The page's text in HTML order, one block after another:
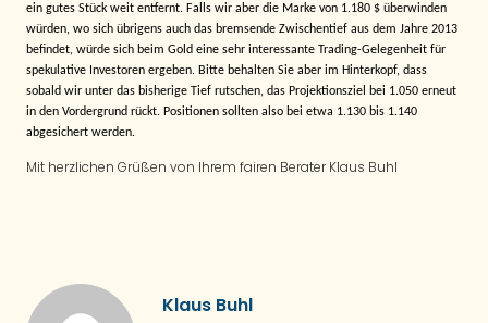
ein gutes Stück weit entfernt. Falls wir aber die Marke von 1.180 $ überwinden
würden, wo sich übrigens auch das bremsende Zwischentief aus dem Jahre 2013
befindet, würde sich beim Gold eine sehr interessante Trading-Gelegenheit für
spekulative Investoren ergeben. Bitte behalten Sie aber im Hinterkopf, dass
sobald wir unter das bisherige Tief rutschen, das Projektionsziel bei 1.050 erneut
in den Vordergrund rückt. Positionen sollten also bei etwa 1.130 bis 1.140
abgesichert werden.
Mit herzlichen Grüßen von Ihrem fairen Berater Klaus Buhl
Klaus Buhl